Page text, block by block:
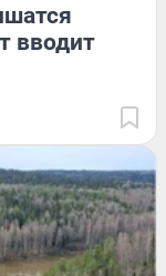
вводит